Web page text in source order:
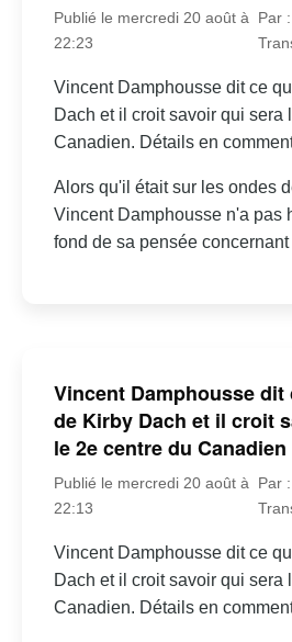
Publié le mercredi 20 août à
22:23
Par
Vincent Damphousse dit ce
Dach et il croit savoir qui sera
Canadien. Détails en
Alors qu'il était sur les ondes
Vincent Damphousse n'a pas
fond de sa pensée
Vincent Damphousse dit
de Kirby Dach et il croit
le 2e centre du Canadien
Publié le mercredi 20 août à
22:13
Par
Vincent Damphousse dit ce
Dach et il croit savoir qui sera
Canadien. Détails en